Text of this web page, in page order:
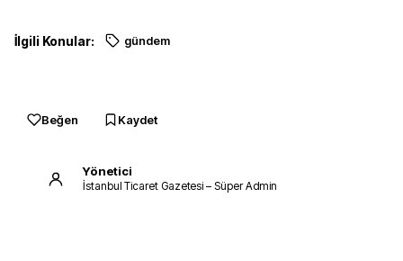
İlgili Konular: gündem
Beğen Kaydet
Yönetici
İstanbul Ticaret Gazetesi – Süper Admin